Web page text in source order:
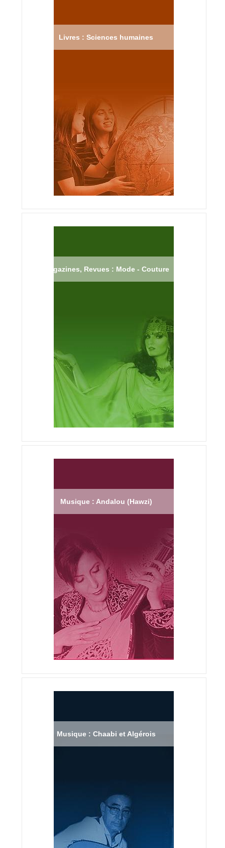
Livres : Sciences humaines
Magazines, Revues : Mode - Couture
Musique : Andalou (Hawzi)
Musique : Chaabi et Algérois